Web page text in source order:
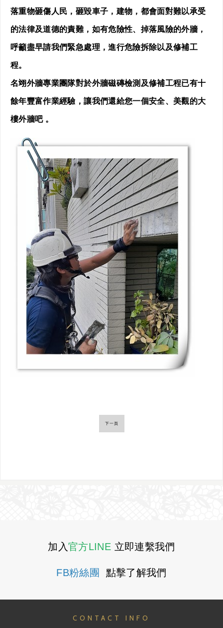
落重物砸傷人民，砸毀車子，建物，都會面對難以承受
的法律及道德的責難，如有危險性、掉落風險的外牆，
呼籲盡早請我們緊急處理，進行危險拆除以及修補工
程。
名翊外牆專業團隊對於外牆磁磚檢測及修補工程已有十
餘年豐富作業經驗，讓我們還給您一個安全、美觀的大
樓外牆吧 。
下一頁
加入官方LINE 立即連繫我們
FB粉絲團 點擊了解我們
CONTACT INFO